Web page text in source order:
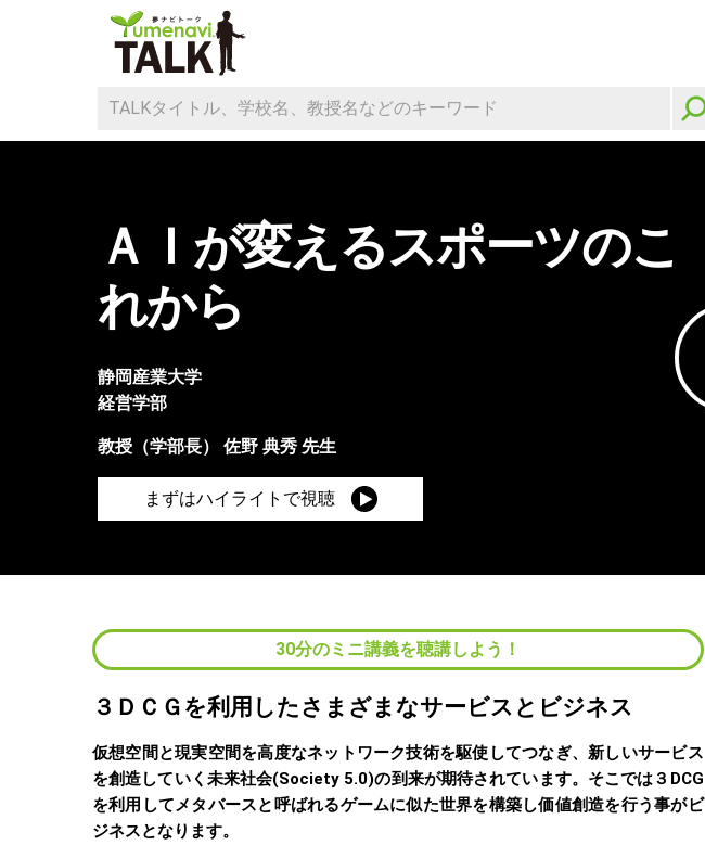
ＡＩが変えるスポーツのこ
れから
静岡産業大学
経営学部
教授（学部長） 佐野 典秀 先生
まずはハイライトで視聴
30分のミニ講義を聴講しよう！
３ＤＣＧを利用したさまざまなサービスとビジネス
仮想空間と現実空間を高度なネットワーク技術を駆使してつなぎ、新しいサービス
を創造していく未来社会(Society 5.0)の到来が期待されています。そこでは３DCG
を利用してメタバースと呼ばれるゲームに似た世界を構築し価値創造を行う事がビ
ジネスとなります。